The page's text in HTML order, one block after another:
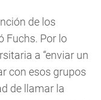
de los
Fuchs. Por lo
a “enviar un
con esos grupos
de llamar la